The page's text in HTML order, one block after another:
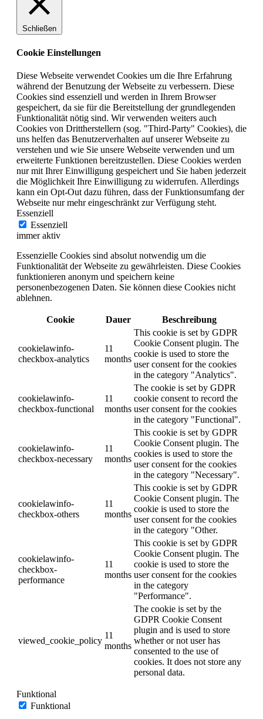
Schließen
Cookie Einstellungen
Diese Webseite verwendet Cookies um die Ihre Erfahrung
während der Benutzung der Webseite zu verbessern. Diese
Cookies sind essenziell und werden in Ihrem Browser
gespeichert, da sie für die Bereitstellung der grundlegenden
Funktionalität nötig sind. Wir verwenden weiters auch
Cookies von Drittherstellern (sog. "Third-Party" Cookies), die
uns helfen das Benutzerverhalten auf unserer Webseite zu
verstehen und wie Sie unsere Webseite verwenden und um
erweiterte Funktionen bereitzustellen. Diese Cookies werden
nur mit Ihrer Einwilligung gespeichert und Sie haben jederzeit
die Möglichkeit Ihre Einwilligung zu widerrufen. Allerdings
kann ein Opt-Out dazu führen, dass der Funktionsumfang der
Webseite nur mehr eingeschränkt zur Verfügung steht.
Essenziell
Essenziell
immer aktiv
Essenzielle Cookies sind absolut notwendig um die
Funktionalität der Webseite zu gewährleisten. Diese Cookies
funktionieren anonym und speichern keine
personenbezogenen Daten. Sie können diese Cookies nicht
ablehnen.
Cookie Dauer Beschreibung
cookielawinfo-
checkbox-analytics
11
months
This cookie is set by GDPR
Cookie Consent plugin. The
cookie is used to store the
user consent for the cookies
in the category "Analytics".
cookielawinfo-
checkbox-functional
11
months
The cookie is set by GDPR
cookie consent to record the
user consent for the cookies
in the category "Functional".
cookielawinfo-
checkbox-necessary
11
months
This cookie is set by GDPR
Cookie Consent plugin. The
cookies is used to store the
user consent for the cookies
in the category "Necessary".
cookielawinfo-
checkbox-others
11
months
This cookie is set by GDPR
Cookie Consent plugin. The
cookie is used to store the
user consent for the cookies
in the category "Other.
cookielawinfo-
checkbox-
performance
11
months
This cookie is set by GDPR
Cookie Consent plugin. The
cookie is used to store the
user consent for the cookies
in the category
"Performance".
viewed_cookie_policy
11
months
The cookie is set by the
GDPR Cookie Consent
plugin and is used to store
whether or not user has
consented to the use of
cookies. It does not store any
personal data.
Funktional
Funktional